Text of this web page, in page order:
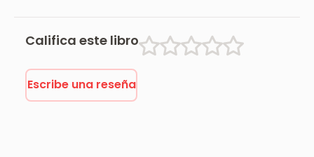
Califica este libro
Escribe una reseña